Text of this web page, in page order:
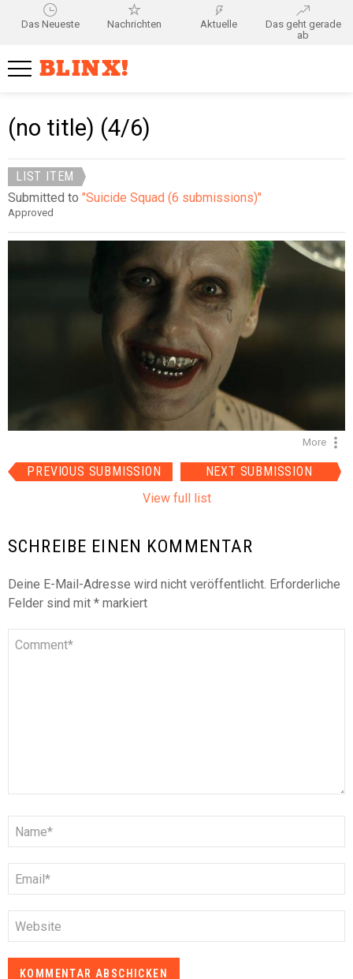
Das Neueste Nachrichten Aktuelle
Das geht gerade
ab
BLINX!
(no title) (4/6)
LIST ITEM
Submitted to "Suicide Squad (6 submissions)"
Approved
More
ItemPREVIOUS SUBMISSION
NEXT SUBMISSION
View full list
SCHREIBE EINEN KOMMENTAR
Deine E-Mail-Adresse wird nicht veröffentlicht. Erforderliche
Felder sind mit * markiert
Kommentar
Name
*
E-
Mail
*
Website